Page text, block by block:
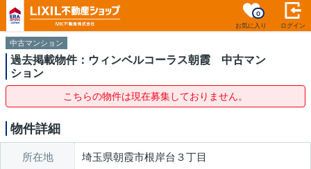
お気に入り
0
ログイン
中古マンション
過去掲載物件：ウィンベルコーラス朝霞 中古マン
ション
こちらの物件は現在募集しておりません。
物件詳細
所在地 埼玉県朝霞市根岸台３丁目